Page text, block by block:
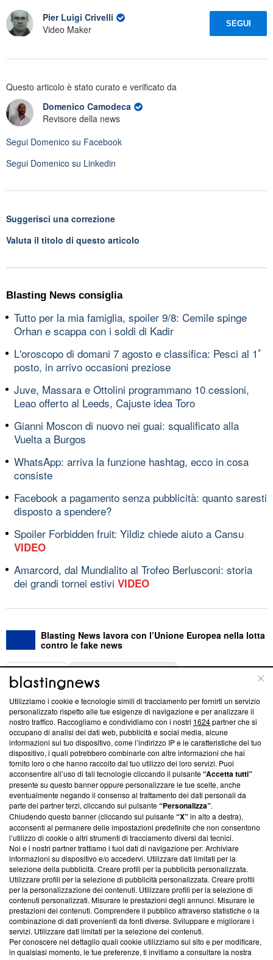
Pier Luigi Crivelli
Video Maker
SEGUI
Questo articolo è stato curato e verificato da
Domenico Camodeca
Revisore della news
Segui Domenico su Facebook
Segui Domenico su Linkedin
Suggerisci una correzione
Valuta il titolo di questo articolo
Blasting News consiglia
Tutto per la mia famiglia, spoiler 9/8: Cemile spinge
Orhan e scappa con i soldi di Kadir
L'oroscopo di domani 7 agosto e classifica: Pesci al 1ﾟ
posto, in arrivo occasioni preziose
Juve, Massara e Ottolini programmano 10 cessioni,
Leao offerto al Leeds, Cajuste idea Toro
Gianni Moscon di nuovo nei guai: squalificato alla
Vuelta a Burgos
WhatsApp: arriva la funzione hashtag, ecco in cosa
consiste
Facebook a pagamento senza pubblicità: quanto saresti
disposto a spendere?
Spoiler Forbidden fruit: Yildiz chiede aiuto a Cansu
VIDEO
Amarcord, dal Mundialito al Trofeo Berlusconi: storia
dei grandi tornei estivi VIDEO
Blasting News lavora con l’Unione Europea nella lotta
contro le fake news
ABOUT
Questa sezione offre informazioni trasparenti su Blasting
News, sui nostri processi editoriali e su come ci impegniamo a
creare news di qualità. Inoltre, afferma la nostra aderenza a
‘Trust Project - News with Integrity’Blasting News non è
ancora membro del programma, ma ha richiesto di farne
parte; Trust Project non ha ancora effettuato una verifica di
conformità agli standard.
Su di noi
Team editoriale
Corporate
Redazione
Informativa Privacy
Cookie Policy
Blasting SA, IDI CHE-247.845.224, Via Carlo Frasca, 3 - 6900
Lugano (Svizzera) Tel:+39 0690258937
Utilizziamo i cookie e tecnologie simili di tracciamento per fornirti un servizio
personalizzato rispetto alle tue esigenze di navigazione e per analizzare il
nostro traffico. Raccogliamo e condividiamo con i nostri 1624partner che si
occupano di analisi dei dati web, pubblicità e social media, alcune
informazioni sul tuo dispositivo, come l’indirizzo IP e le caratteristiche del tuo
dispositivo, i quali potrebbero combinarle con altre informazioni che hai
fornito loro o che hanno raccolto dal tuo utilizzo dei loro servizi. Puoi
acconsentire all’uso di tali tecnologie cliccando il pulsante“Accetta tutti”
presente su questo banner oppure personalizzare le tue scelte, anche
eventualmente negando il consenso al trattamento dei dati personali da
parte dei partner terzi, cliccando sul pulsante“Personalizza”.
Chiudendo questo banner (cliccando sul pulsante“X”in alto a destra),
acconsenti al permanere delle impostazioni predefinite che non consentono
l’utilizzo di cookie o altri strumenti di tracciamento diversi dai tecnici.
Noi e i nostri partner trattiamo i tuoi dati di navigazione per: Archiviare
informazioni su dispositivo e/o accedervi. Utilizzare dati limitati per la
selezione della pubblicità. Creare profili per la pubblicità personalizzata.
Utilizzare profili per la selezione di pubblicità personalizzata. Creare profili
per la personalizzazione dei contenuti. Utilizzare profili per la selezione di
contenuti personalizzati. Misurare le prestazioni degli annunci. Misurare le
prestazioni dei contenuti. Comprendere il pubblico attraverso statistiche o la
combinazione di dati provenienti da fonti diverse. Sviluppare e migliorare i
servizi. Utilizzare dati limitati per la selezione dei contenuti.
Per conoscere nel dettaglio quali cookie utilizziamo sul sito e per modificare,
in qualsiasi momento, le tue preferenze, ti invitiamo a consultare la nostra